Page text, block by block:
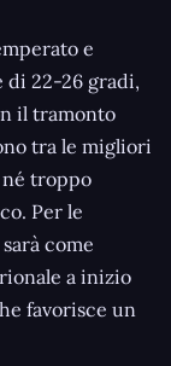
e
di 22-26 gradi,
il tramonto
tra le migliori
troppo
Per le
come
a inizio
favorisce un